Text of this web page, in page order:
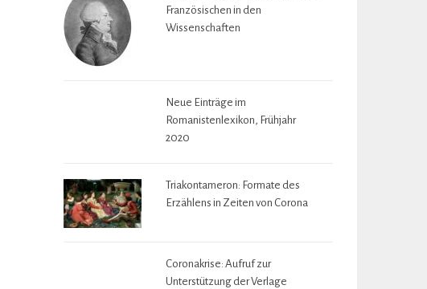
Französischen in den
Wissenschaften
Neue Einträge im
Romanistenlexikon, Frühjahr
2020
Triakontameron: Formate des
Erzählens in Zeiten von Corona
Coronakrise: Aufruf zur
Unterstützung der Verlage